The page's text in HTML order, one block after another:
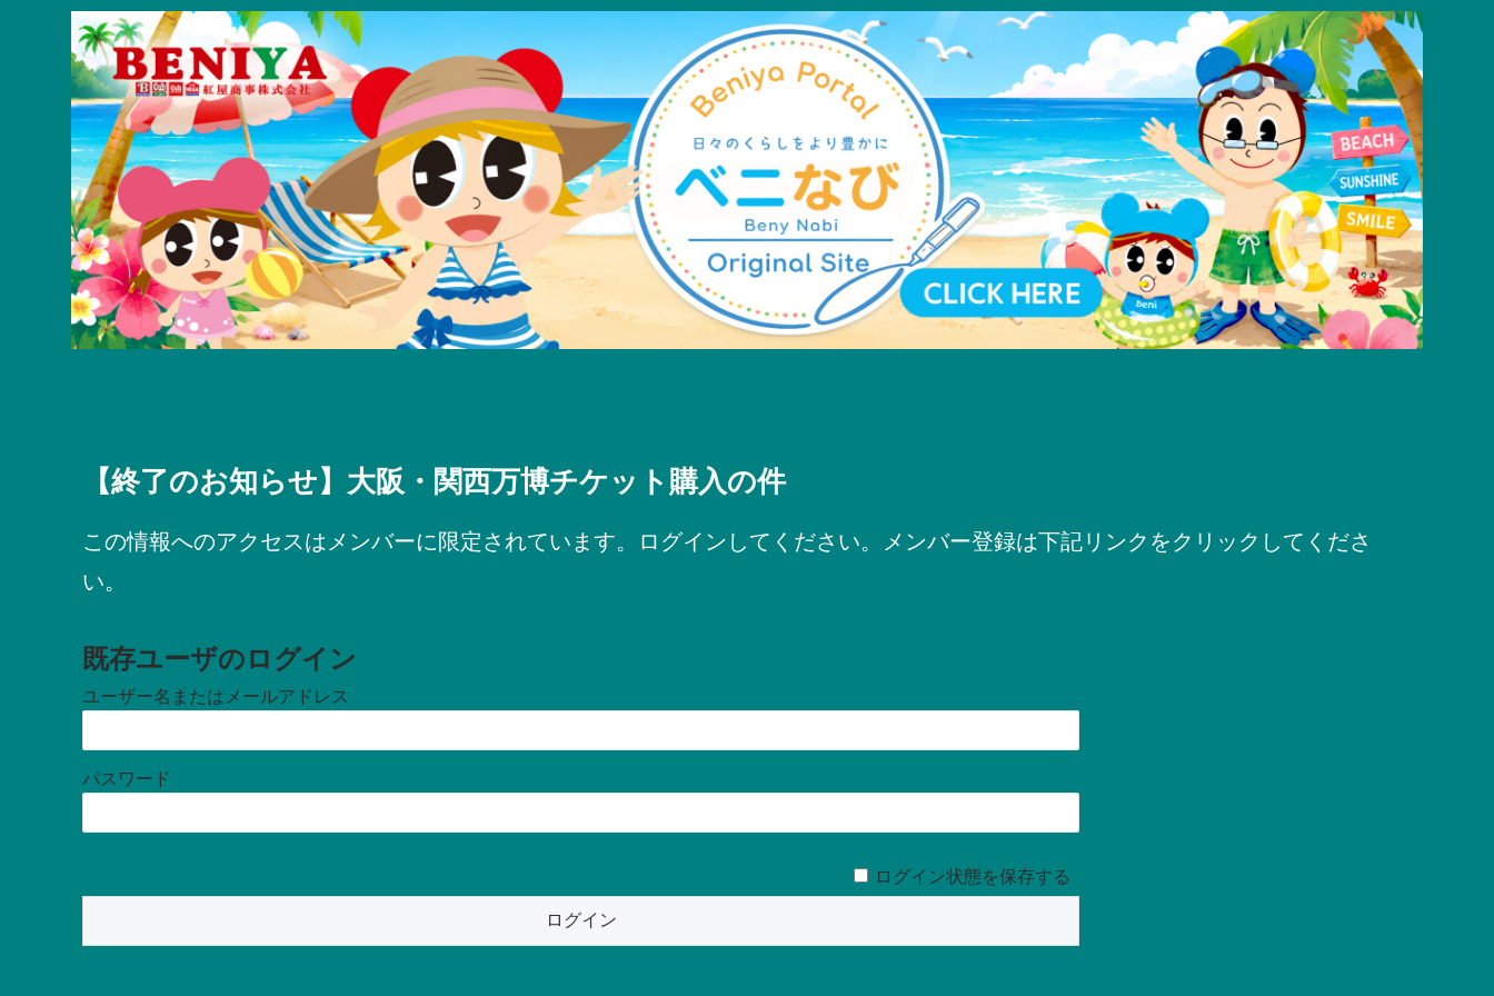
【終了のお知らせ】大阪・関西万博チケット購入の件
この情報へのアクセスはメンバーに限定されています。ログインしてください。メンバー登録は下記リンクをクリックしてくださ
い。
既存ユーザのログイン
ユーザー名またはメールアドレス
パスワード
ログイン状態を保存する